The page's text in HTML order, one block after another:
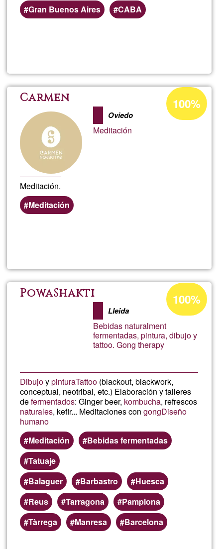
Gran Buenos Aires CABA
El
Camino
del
Carmen
Oviedo
Meditación
Meditación.
Meditación
Porcentaje
de
aceptación
100%
Carmen
PowaShakti
Lleida
Bebidas naturalment
fermentadas, pintura, dibujo y
tattoo. Gong therapy
DibujoypinturaTattoo (blackout, blackwork,
conceptual, neotribal, etc.) Elaboración y talleres
defermentados: Ginger beer, kombucha, refrescos
naturales, kefir... Meditaciones congongDiseño
humano
Meditación
Bebidas fermentadas
Tatuaje
Balaguer
Barbastro
Huesca
Reus
Tarragona
Pamplona
Tàrrega
Manresa Barcelona
Porcentaje
de
aceptación
de
100%